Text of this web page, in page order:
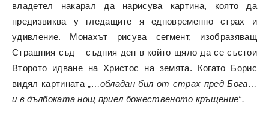
владетел накарал да нарисува картина, която да
предизвиква у гледащите я едновременно страх и
удивление. Монахът рисува сегмент, изобразяващ
Страшния съд – съдния ден в който щяло да се състои
Второто идване на Христос на земята. Когато Борис
видял картината „…обладан бил от страх пред Бога…
и в дълбоката нощ приел божественото кръщение“.